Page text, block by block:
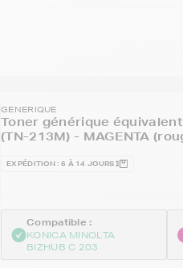
GENERIQUE
Toner générique équivalent
(TN-213M) - MAGENTA
EXPÉDITION : 6 À 14 JOURS
Compatible :
KONICA MINOLTA
BIZHUB C 203